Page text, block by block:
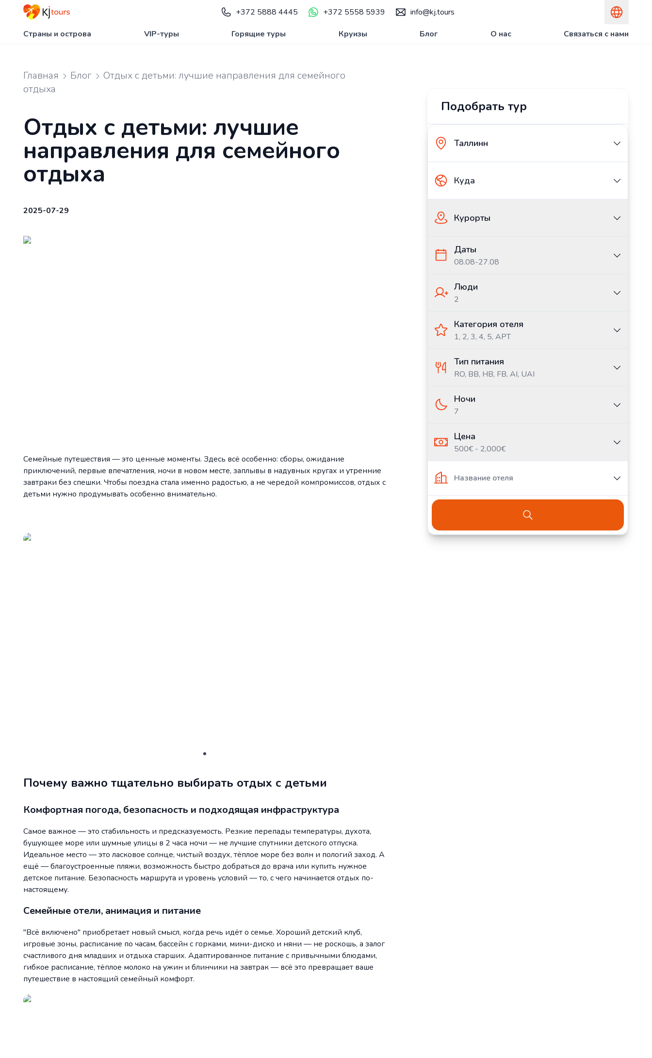
+372 5888 4445 +372 5558 5939 info@kj.tours
Страны и острова VIP-туры Горящие туры Круизы Блог О нас Связаться с нами
Главная Блог
Отдых с детьми: лучшие направления для семейного
отдыха
Отдых с детьми: лучшие
направления для семейного
отдыха
2025-07-29
Семейные путешествия — это ценные моменты. Здесь всё особенно: сборы, ожидание
приключений, первые впечатления, ночи в новом месте, заплывы в надувных кругах и утренние
завтраки без спешки. Чтобы поездка стала именно радостью, а не чередой компромиссов, отдых с
детьми нужно продумывать особенно внимательно.
Почему важно тщательно выбирать отдых с детьми
Комфортная погода, безопасность и подходящая инфраструктура
Самое важное — это стабильность и предсказуемость. Резкие перепады температуры, духота,
бушующее море или шумные улицы в 2 часа ночи — не лучшие спутники детского отпуска.
Идеальное место — это ласковое солнце, чистый воздух, тёплое море без волн и пологий заход. А
ещё — благоустроенные пляжи, возможность быстро добраться до врача или купить нужное
детское питание. Безопасность маршрута и уровень условий — то, с чего начинается отдых по-
настоящему.
Семейные отели, анимация и питание
"Всё включено" приобретает новый смысл, когда речь идёт о семье. Хороший детский клуб,
игровые зоны, расписание по часам, бассейн с горками, мини-диско и няни — не роскошь, а залог
счастливого дня младших и отдыха старших. Адаптированное питание с привычными блюдами,
гибкое расписание, тёплое молоко на ужин и блинчики на завтрак — всё это превращает ваше
путешествие в настоящий семейный комфорт.
Подобрать тур
Курорты
Даты
08.08-27.08
Люди
2
Категория отеля
1, 2, 3, 4, 5, APT
Тип питания
RO, BB, HB, FB, AI, UAI
Ночи
7
Цена
500€ - 2,000€